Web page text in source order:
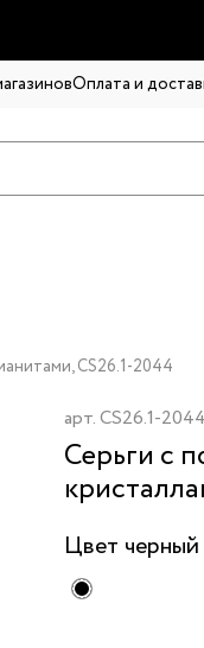
Оплата и
CS26.1-2044
арт.CS26.1-2044
Серьги с
Цвет черный